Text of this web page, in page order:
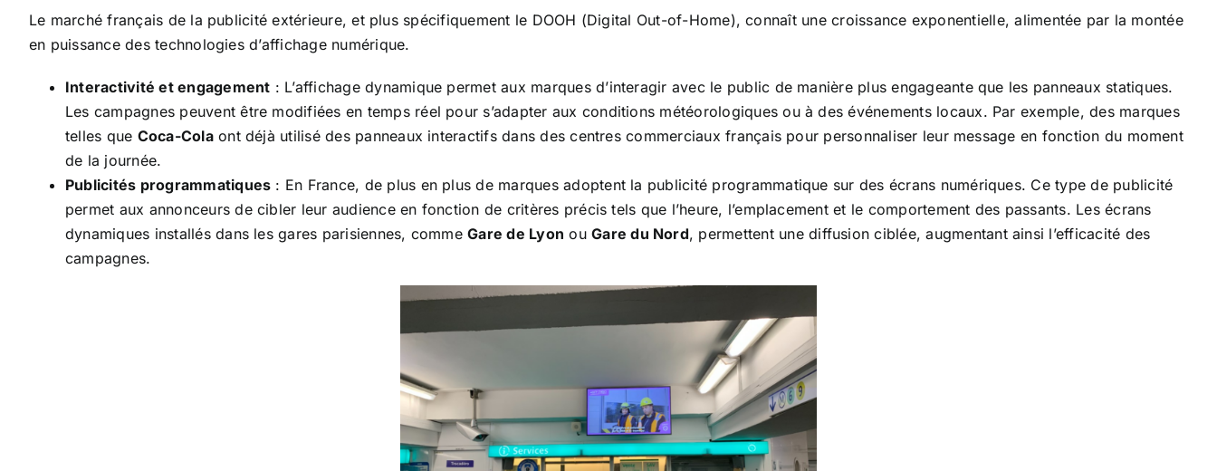
Le marché français de la publicité extérieure, et plus spécifiquement le DOOH (Digital Out-of-Home), connaît une croissance exponentielle, alimentée par la montée
en puissance des technologies d’affichage numérique.
Interactivité et engagement : L’affichage dynamique permet aux marques d’interagir avec le public de manière plus engageante que les panneaux statiques.
Les campagnes peuvent être modifiées en temps réel pour s’adapter aux conditions météorologiques ou à des événements locaux. Par exemple, des marques
telles que Coca-Colaont déjà utilisé des panneaux interactifs dans des centres commerciaux français pour personnaliser leur message en fonction du moment
de la journée.
Publicités programmatiques : En France, de plus en plus de marques adoptent la publicité programmatique sur des écrans numériques. Ce type de publicité
permet aux annonceurs de cibler leur audience en fonction de critères précis tels que l’heure, l’emplacement et le comportement des passants. Les écrans
dynamiques installés dans les gares parisiennes, commeGare de Lyon ouGare du Nord, permettent une diffusion ciblée, augmentant ainsi l’efficacité des
campagnes.